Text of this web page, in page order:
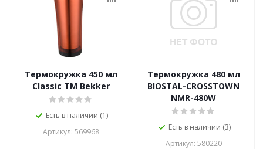
Термокружка 450 мл
Classic ТМ Bekker
Есть в наличии (1)
Артикул: 569968
Термокружка 480 мл
BIOSTAL-CROSSTOWN
NMR-480W
Есть в наличии (3)
Артикул: 580220